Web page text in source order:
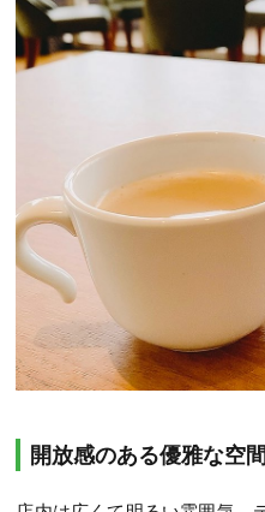
開放感のある優雅な空間